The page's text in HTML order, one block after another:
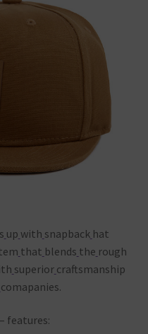
up with snapback hat
that blends the rough
superior craftsmanship
comapanies.
features: